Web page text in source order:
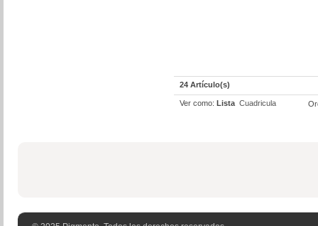
24 Artículo(s)
Ver como: Lista Cuadricula